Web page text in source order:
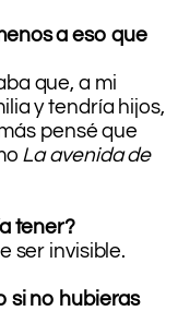
a eso que
que, a mi
y tendría hijos,
pensé que
La avenida de
tener?
ser invisible.
si no hubieras